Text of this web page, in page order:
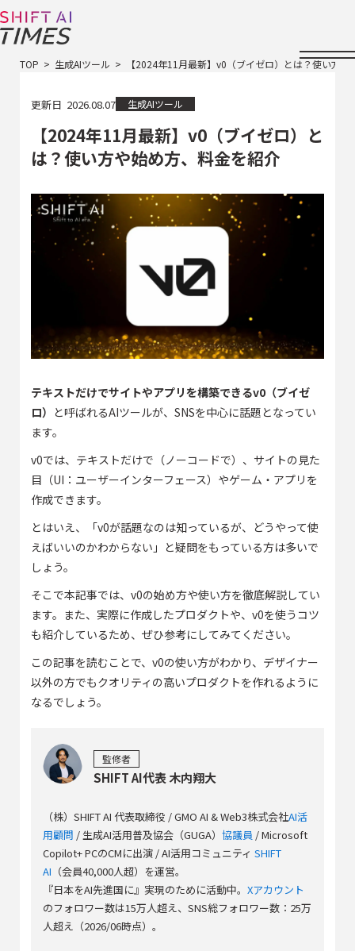
TOP 生成AIツール 【2024年11月最新】v0（ブイゼロ）とは？使い方や
更新日 2026.08.07 生成AIツール
【2024年11月最新】v0（ブイゼロ）と
は？使い方や始め方、料金を紹介
テキストだけでサイトやアプリを構築できるv0（ブイゼ
ロ） と呼ばれるAIツールが、SNSを中心に話題となってい
ます。
v0では、テキストだけで（ノーコードで）、サイトの見た
目（UI：ユーザーインターフェース）やゲーム・アプリを
作成できます。
とはいえ、「v0が話題なのは知っているが、どうやって使
えばいいのかわからない」と疑問をもっている方は多いで
しょう。
そこで本記事では、v0の始め方や使い方を徹底解説してい
ます。また、実際に作成したプロダクトや、v0を使うコツ
も紹介しているため、ぜひ参考にしてみてください。
この記事を読むことで、v0の使い方がわかり、デザイナー
以外の方でもクオリティの高いプロダクトを作れるように
なるでしょう。
監修者
SHIFT AI代表 木内翔大
（株）SHIFT AI 代表取締役 / GMO AI & Web3株式会社AI活
用顧問 / 生成AI活用普及協会（GUGA） 協議員 / Microsoft
Copilot+ PCのCMに出演 / AI活用コミュニティ SHIFT
AI （会員40,000人超）を運営。
『日本をAI先進国に』実現のために活動中。 Xアカウント
のフォロワー数は15万人超え、SNS総フォロワー数：25万
人超え（2026/06時点）。